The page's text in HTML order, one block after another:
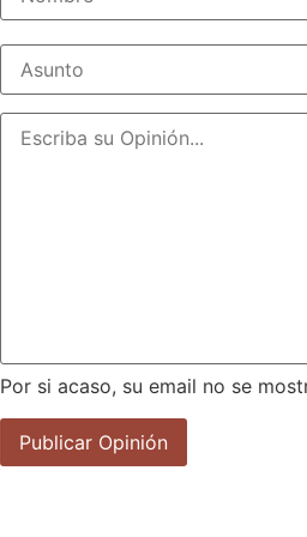
Por si acaso, su email no se